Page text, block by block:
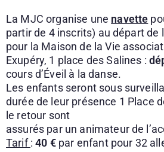
La MJC organise une navette
partir de 4 inscrits) au départ de
pour la Maison de la Vie
Exupéry, 1 place des Salines :
cours d’Éveil à la danse.
Les enfants seront sous
durée de leur présence 1 Place
le retour sont
assurés par un animateur de
Tarif:40 €par enfant pour 32